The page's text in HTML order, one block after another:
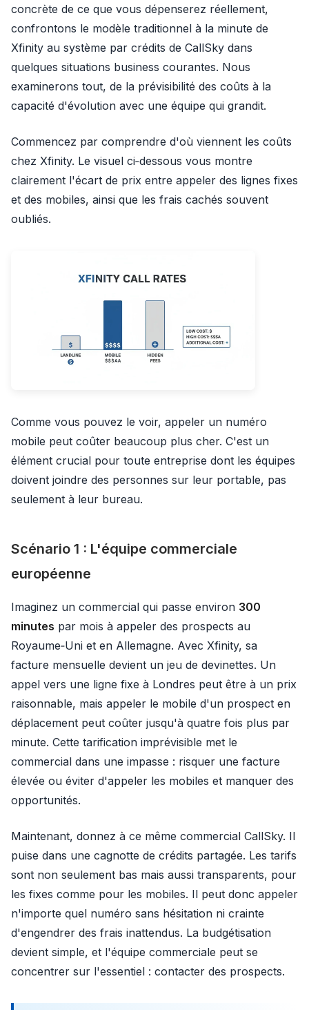
concrète de ce que vous dépenserez réellement,
confrontons le modèle traditionnel à la minute de
Xfinity au système par crédits de CallSky dans
quelques situations business courantes. Nous
examinerons tout, de la prévisibilité des coûts à la
capacité d'évolution avec une équipe qui grandit.
Commencez par comprendre d'où viennent les coûts
chez Xfinity. Le visuel ci‑dessous vous montre
clairement l'écart de prix entre appeler des lignes fixes
et des mobiles, ainsi que les frais cachés souvent
oubliés.
Comme vous pouvez le voir, appeler un numéro
mobile peut coûter beaucoup plus cher. C'est un
élément crucial pour toute entreprise dont les équipes
doivent joindre des personnes sur leur portable, pas
seulement à leur bureau.
Scénario 1 : L'équipe commerciale
européenne
Imaginez un commercial qui passe environ 300
minutes par mois à appeler des prospects au
Royaume‑Uni et en Allemagne. Avec Xfinity, sa
facture mensuelle devient un jeu de devinettes. Un
appel vers une ligne fixe à Londres peut être à un prix
raisonnable, mais appeler le mobile d'un prospect en
déplacement peut coûter jusqu'à quatre fois plus par
minute. Cette tarification imprévisible met le
commercial dans une impasse : risquer une facture
élevée ou éviter d'appeler les mobiles et manquer des
opportunités.
Maintenant, donnez à ce même commercial CallSky. Il
puise dans une cagnotte de crédits partagée. Les tarifs
sont non seulement bas mais aussi transparents, pour
les fixes comme pour les mobiles. Il peut donc appeler
n'importe quel numéro sans hésitation ni crainte
d'engendrer des frais inattendus. La budgétisation
devient simple, et l'équipe commerciale peut se
concentrer sur l'essentiel : contacter des prospects.